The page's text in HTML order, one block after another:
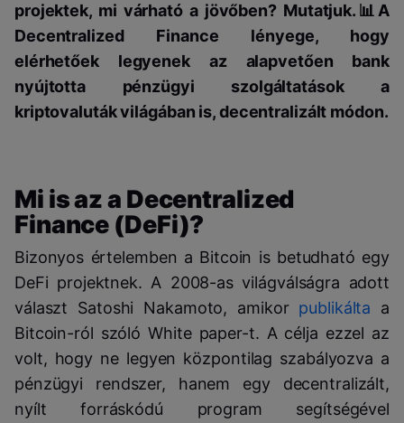
projektek, mi várható a jövőben? Mutatjuk.📊 A
Decentralized Finance lényege, hogy
elérhetőek legyenek az alapvetően bank
nyújtotta pénzügyi szolgáltatások a
kriptovaluták világában is, decentralizált módon.
Mi is az a Decentralized
Finance (DeFi)?
Bizonyos értelemben a Bitcoin is betudható egy
DeFi projektnek. A 2008-as világválságra adott
választ Satoshi Nakamoto, amikor publikálta a
Bitcoin-ról szóló White paper-t. A célja ezzel az
volt, hogy ne legyen központilag szabályozva a
pénzügyi rendszer, hanem egy decentralizált,
nyílt forráskódú program segítségével